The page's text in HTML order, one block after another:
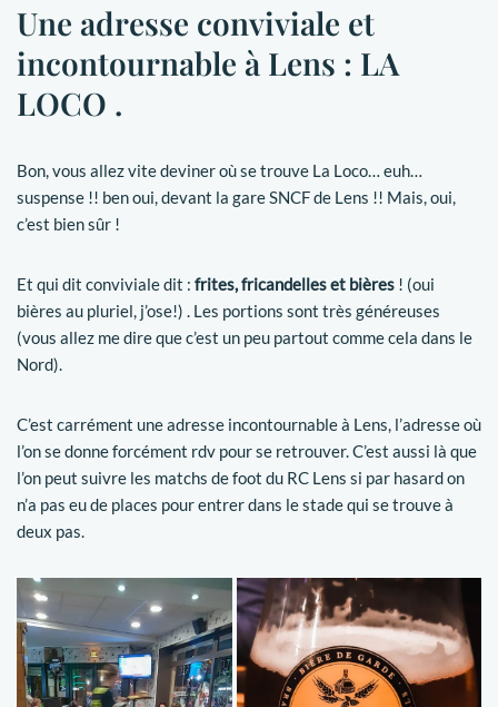
Une adresse conviviale et
incontournable à Lens : LA
LOCO .
Bon, vous allez vite deviner où se trouve La Loco… euh…
suspense !! ben oui, devant la gare SNCF de Lens !! Mais, oui,
c’est bien sûr !
Et qui dit conviviale dit : frites, fricandelles et bières ! (oui
bières au pluriel, j’ose!) . Les portions sont très généreuses
(vous allez me dire que c’est un peu partout comme cela dans le
Nord).
C’est carrément une adresse incontournable à Lens, l’adresse où
l’on se donne forcément rdv pour se retrouver. C’est aussi là que
l’on peut suivre les matchs de foot du RC Lens si par hasard on
n’a pas eu de places pour entrer dans le stade qui se trouve à
deux pas.